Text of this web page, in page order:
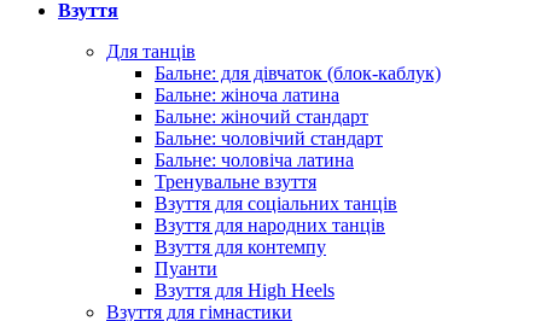
Взуття
Для танців
Бальне: для дівчаток (блок-каблук)
Бальне: жіноча латина
Бальне: жіночий стандарт
Бальне: чоловічий стандарт
Бальне: чоловіча латина
Тренувальне взуття
Взуття для соціальних танців
Взуття для народних танців
Взуття для контемпу
Пуанти
Взуття для High Heels
Взуття для гімнастики